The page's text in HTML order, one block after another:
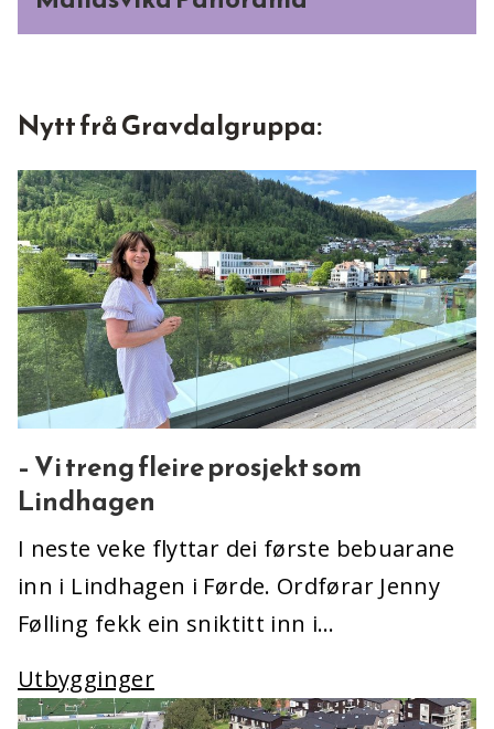
Nytt frå Gravdalgruppa:
– Vi treng fleire prosjekt som
Lindhagen
I neste veke flyttar dei første bebuarane
inn i Lindhagen i Førde. Ordførar Jenny
Følling fekk ein sniktitt inn i…
Utbygginger